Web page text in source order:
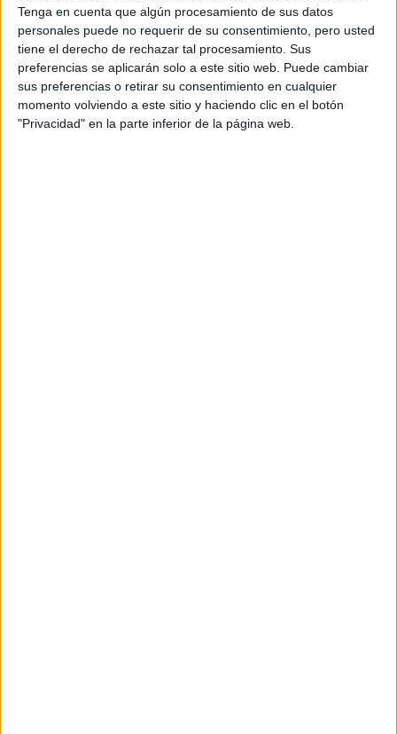
Tenga en cuenta que algún procesamiento de sus datos
personales puede no requerir de su consentimiento, pero usted
tiene el derecho de rechazar tal procesamiento. Sus
preferencias se aplicarán solo a este sitio web. Puede cambiar
sus preferencias o retirar su consentimiento en cualquier
momento volviendo a este sitio y haciendo clic en el botón
"Privacidad" en la parte inferior de la página web.
como un portal hacia la renovación
GALERÍA DE IMÁGENES